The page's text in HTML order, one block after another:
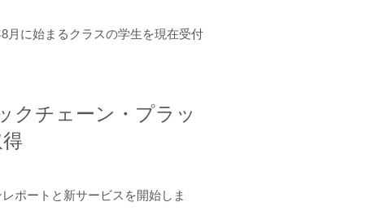
月に始まるクラスの学生を現在受付
クチェーン・プラッ
ポートと新サービスを開始しま